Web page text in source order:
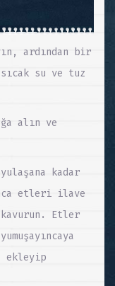
ardından bir
su ve tuz
alın ve
kadar
etleri ilave
kavurun. Etler
ekleyip